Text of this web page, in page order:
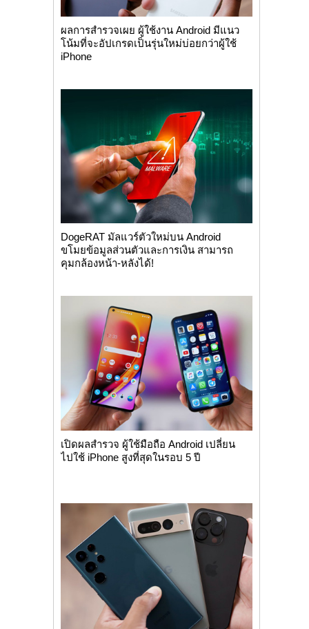
ผลการสำรวจเผย ผู้ใช้งาน Android มีแนว
โน้มที่จะอัปเกรดเป็นรุ่นใหม่บ่อยกว่าผู้ใช้
iPhone
DogeRAT มัลแวร์ตัวใหม่บน Android
ขโมยข้อมูลส่วนตัวและการเงิน สามารถ
คุมกล้องหน้า-หลังได้!
เปิดผลสำรวจ ผู้ใช้มือถือ Android เปลี่ยน
ไปใช้ iPhone สูงที่สุดในรอบ 5 ปี